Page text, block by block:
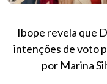
Ibope revela que
intenções de voto
por Marina